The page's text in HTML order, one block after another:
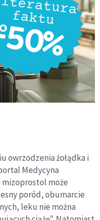
owrzodzenia żołądka i
Medycyna
może
poród, obumarcie
leku nie można